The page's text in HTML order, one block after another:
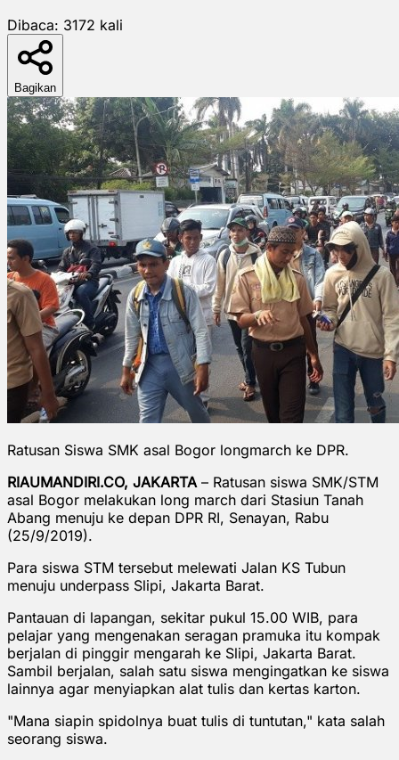
Dibaca: 3172 kali
Bagikan
Ratusan Siswa SMK asal Bogor longmarch ke DPR.
RIAUMANDIRI.CO, JAKARTA – Ratusan siswa SMK/STM
asal Bogor melakukan long march dari Stasiun Tanah
Abang menuju ke depan DPR RI, Senayan, Rabu
(25/9/2019).
Para siswa STM tersebut melewati Jalan KS Tubun
menuju underpass Slipi, Jakarta Barat.
Pantauan di lapangan, sekitar pukul 15.00 WIB, para
pelajar yang mengenakan seragan pramuka itu kompak
berjalan di pinggir mengarah ke Slipi, Jakarta Barat.
Sambil berjalan, salah satu siswa mengingatkan ke siswa
lainnya agar menyiapkan alat tulis dan kertas karton.
"Mana siapin spidolnya buat tulis di tuntutan," kata salah
seorang siswa.